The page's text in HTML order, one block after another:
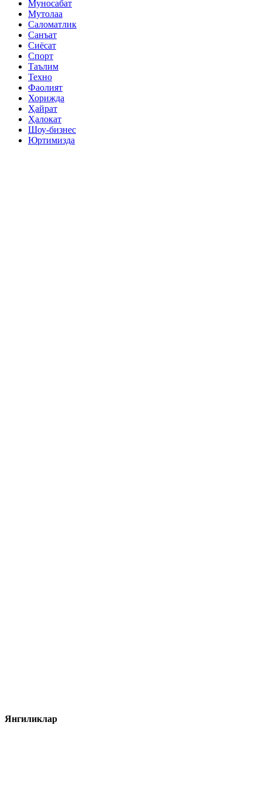
Муносабат
Мутолаа
Саломатлик
Санъат
Сиёсат
Спорт
Таълим
Техно
Фаолият
Хорижда
Ҳайрат
Ҳалокат
Шоу-бизнес
Юртимизда
Янгиликлар